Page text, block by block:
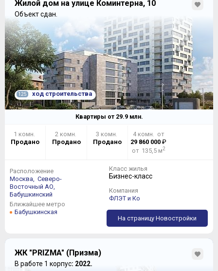
Жилой дом на улице Коминтерна, 10
Объект сдан.
125 ход строительства
Квартиры от 29.9млн.
1 комн.
Продано
2 комн.
Продано
3 комн.
Продано
4 комн. от
29 860 000 ₽
от 135,5 м2
Расположение
Москва, Северо-
Восточный АО,
Бабушкинский
Ближайшее метро
Бабушкинская
Класс жилья
Бизнес-класс
Компания
ФЛЭТ и Ко
На страницу Новостройки
ЖК "PRIZMA" (Призма)
В работе 1 корпус: 2022.